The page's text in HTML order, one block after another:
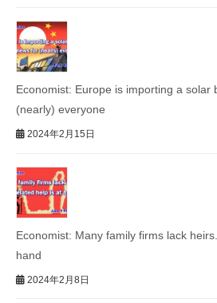
Economist: Europe is importing a solar
(nearly) everyone
2024年2月15日
Economist: Many family firms lack
hand
2024年2月8日